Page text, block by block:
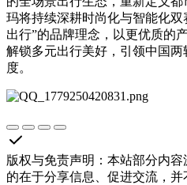
玛将持续深耕时尚化与智能化
出行”的品牌理念，以更优质的
解锁多元出行美好，引领中国
度。
版权与免责声明 ： 本站部分内容
的在于分享信息、促进交流，